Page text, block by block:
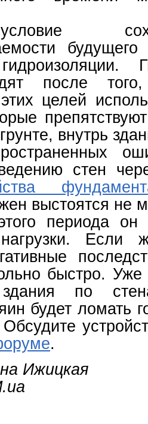
после
целей
внутрь
стен
выстоятся не
периода он
нагрузки. Если
быстро.
здания по
будет ломать
Обсудите
.
Ижицкая